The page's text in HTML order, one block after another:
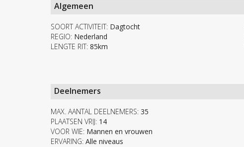
Algemeen
SOORT ACTIVITEIT: Dagtocht
REGIO: Nederland
LENGTE RIT: 85km
Deelnemers
MAX. AANTAL DEELNEMERS: 35
PLAATSEN VRIJ: 14
VOOR WIE: Mannen en vrouwen
ERVARING: Alle niveaus